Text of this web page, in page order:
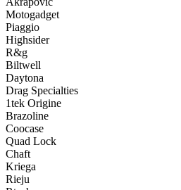
Motogadget
Piaggio
Highsider
R&g
Biltwell
Daytona
Drag Specialties
1tek Origine
Brazoline
Coocase
Quad Lock
Chaft
Kriega
Rieju